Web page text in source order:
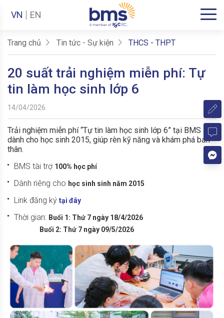
VN EN
Trang chủ Tin tức - Sự kiện THCS - THPT
20 suất trải nghiệm miễn phí: Tự
tin làm học sinh lớp 6
14/04/2026
Trải nghiệm miễn phí “Tự tin làm học sinh lớp 6” tại BMS
dành cho học sinh 2015, giúp rèn kỹ năng và khám phá bản
thân.
BMS tài trợ 100% học phí
Dành riêng cho học sinh sinh năm 2015
Link đăng ký tại đây
Thời gian: Buổi 1: Thứ 7 ngày 18/4/2026
Buổi 2: Thứ 7 ngày 09/5/2026